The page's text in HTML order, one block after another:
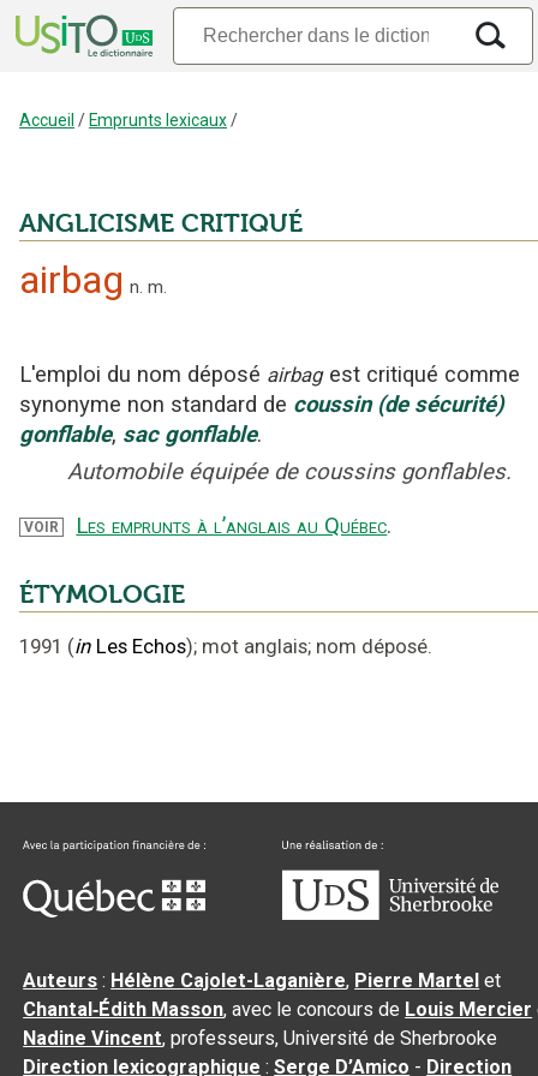
Accueil /Emprunts lexicaux/
ANGLICISME CRITIQUÉ
airbag n. m.
L'emploi du nom déposé airbag est critiqué comme
synonyme non standard de coussin (de sécurité)
gonflable, sac gonflable.
Automobile équipée de coussins gonflables.
VOIR Les emprunts à l’anglais au Québec.
ÉTYMOLOGIE
1991 (in Les Echos); mot anglais; nom déposé.
Auteurs : Hélène Cajolet-Laganière, Pierre Martel et
Chantal‑Édith Masson, avec le concours de Louis Mercier
Nadine Vincent, professeurs, Université de Sherbrooke
Direction lexicographique :Serge D’Amico - Direction